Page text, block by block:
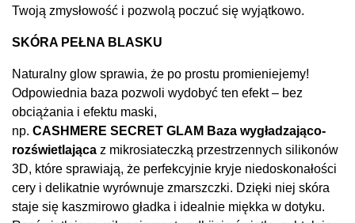
Twoją zmysłowość i pozwolą poczuć się wyjątkowo.
SKÓRA PEŁNA BLASKU
Naturalny glow sprawia, że po prostu promieniejemy!
Odpowiednia baza pozwoli wydobyć ten efekt – bez
obciążania i efektu maski,
np. CASHMERE SECRET GLAM Baza wygładzająco-
rozświetlająca z mikrosiateczką przestrzennych silikonów
3D, które sprawiają, że perfekcyjnie kryje niedoskonałości
cery i delikatnie wyrównuje zmarszczki. Dzięki niej skóra
staje się kaszmirowo gładka i idealnie miękka w dotyku.